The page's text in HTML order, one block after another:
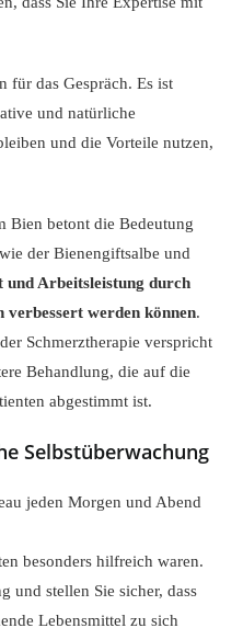
für das Gespräch. Es ist
und natürliche
und die Vorteile nutzen,
Bien betont die Bedeutung
der Bienengiftsalbe und
und Arbeitsleistung durch
verbessert werden können.
Schmerztherapie verspricht
Behandlung, die auf die
abgestimmt ist.
Selbstüberwachung
jeden Morgen und Abend
besonders hilfreich waren.
und stellen Sie sicher, dass
Lebensmittel zu sich